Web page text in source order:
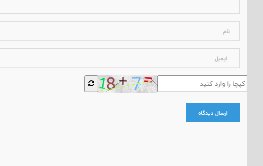
ارسال دیدگاه